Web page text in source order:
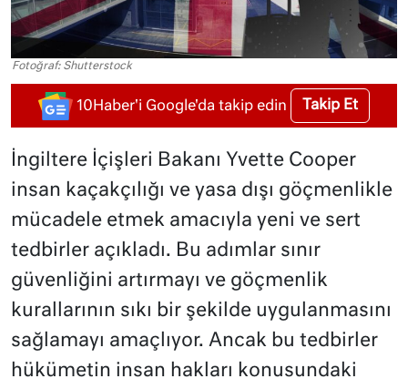
Fotoğraf: Shutterstock
10Haber'i Google'da takip edin Takip Et
İngiltere İçişleri Bakanı Yvette Cooper
insan kaçakçılığı ve yasa dışı göçmenlikle
mücadele etmek amacıyla yeni ve sert
tedbirler açıkladı. Bu adımlar sınır
güvenliğini artırmayı ve göçmenlik
kurallarının sıkı bir şekilde uygulanmasını
sağlamayı amaçlıyor. Ancak bu tedbirler
hükümetin insan hakları konusundaki